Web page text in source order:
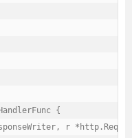
{
r